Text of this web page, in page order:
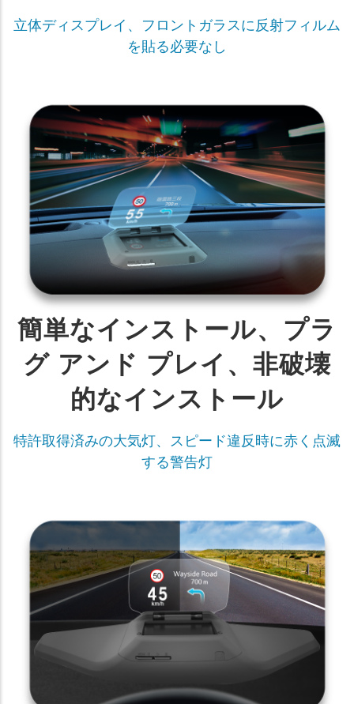
立体ディスプレイ、フロントガラスに反射フィルム
を貼る必要なし
簡単なインストール、プラ
グ アンド プレイ、非破壊
的なインストール
特許取得済みの大気灯、スピード違反時に赤く点滅
する警告灯